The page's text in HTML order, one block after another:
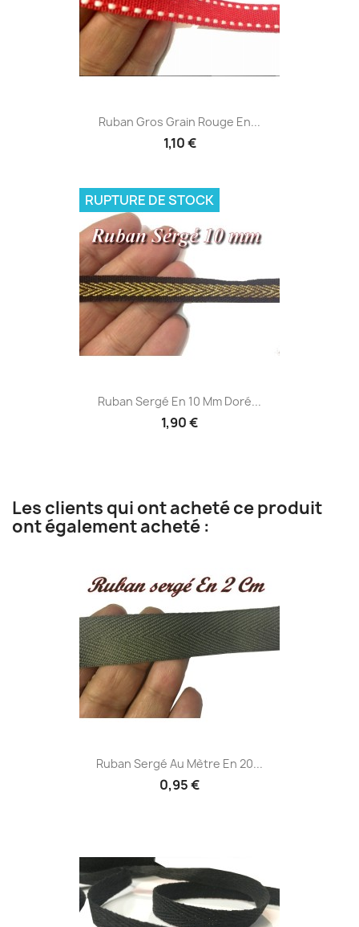
Ruban Gros Grain Rouge En...
1,10 €
Ruban Sergé En 10 Mm Doré...
1,90 €
RUPTURE DE STOCK
Les clients qui ont acheté ce produit
ont également acheté :
Ruban Sergé Au Mètre En 20...
0,95 €